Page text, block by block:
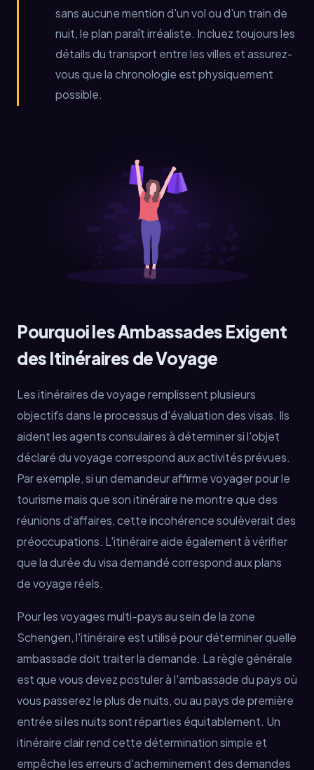
sans aucune mention d'un vol ou d'un train de
nuit, le plan paraît irréaliste. Incluez toujours les
détails du transport entre les villes et assurez-
vous que la chronologie est physiquement
possible.
Pourquoi les Ambassades Exigent
des Itinéraires de Voyage
Les itinéraires de voyage remplissent plusieurs
objectifs dans le processus d'évaluation des visas. Ils
aident les agents consulaires à déterminer si l'objet
déclaré du voyage correspond aux activités prévues.
Par exemple, si un demandeur affirme voyager pour le
tourisme mais que son itinéraire ne montre que des
réunions d'affaires, cette incohérence soulèverait des
préoccupations. L'itinéraire aide également à vérifier
que la durée du visa demandé correspond aux plans
de voyage réels.
Pour les voyages multi-pays au sein de la zone
Schengen, l'itinéraire est utilisé pour déterminer quelle
ambassade doit traiter la demande. La règle générale
est que vous devez postuler à l'ambassade du pays où
vous passerez le plus de nuits, ou au pays de première
entrée si les nuits sont réparties équitablement. Un
itinéraire clair rend cette détermination simple et
empêche les erreurs d'acheminement des demandes